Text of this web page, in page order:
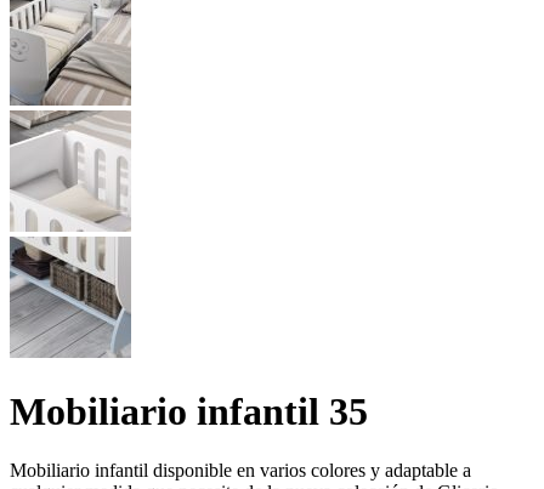
Mobiliario infantil 35
Mobiliario infantil disponible en varios colores y adaptable a